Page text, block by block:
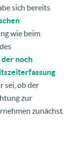
sich bereits
wie beim
der noch
sei, ob der
zur
zunächst